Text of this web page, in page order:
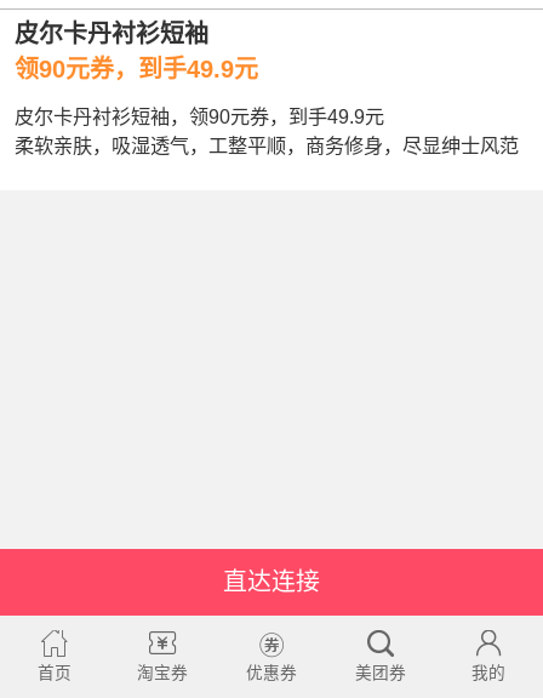
皮尔卡丹衬衫短袖
领90元券，到手49.9元
皮尔卡丹衬衫短袖，领90元券，到手49.9元
柔软亲肤，吸湿透气，工整平顺，商务修身，尽显绅士风范
直达连接
首页 淘宝券 优惠券 美团券 我的